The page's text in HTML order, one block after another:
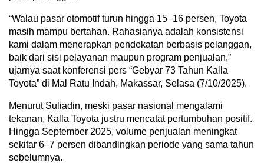
“Walau pasar otomotif turun hingga 15–16 persen, Toyota
masih mampu bertahan. Rahasianya adalah konsistensi
kami dalam menerapkan pendekatan berbasis pelanggan,
baik dari sisi pelayanan maupun program penjualan,”
ujarnya saat konferensi pers “Gebyar 73 Tahun Kalla
Toyota” di Mal Ratu Indah, Makassar, Selasa (7/10/2025).
Menurut Suliadin, meski pasar nasional mengalami
tekanan, Kalla Toyota justru mencatat pertumbuhan positif.
Hingga September 2025, volume penjualan meningkat
sekitar 6–7 persen dibandingkan periode yang sama tahun
sebelumnya.